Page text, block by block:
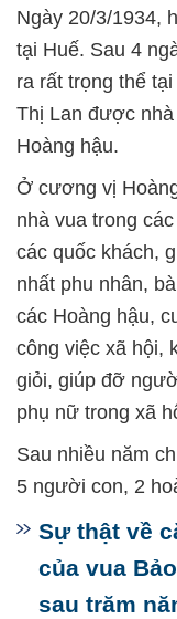
Ngày 20/3/1934,
tại Huế. Sau 4
ra rất trọng thể
Thị Lan được
Hoàng hậu.
Ở cương vị
nhà vua trong
các quốc khách,
nhất phu nhân,
các Hoàng hậu,
công việc xã hội,
giỏi, giúp đỡ
phụ nữ trong xã
Sau nhiều năm
5 người con, 2
Sự thật về
của vua
sau trăm